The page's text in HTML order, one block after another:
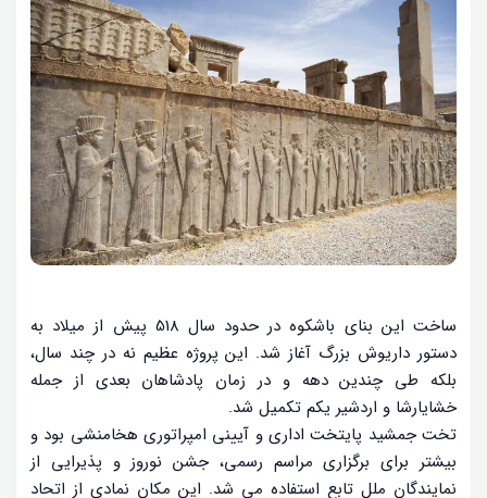
ساخت این بنای باشکوه در حدود سال 518 پیش از میلاد به
دستور داریوش بزرگ آغاز شد. این پروژه عظیم نه در چند سال،
بلکه طی چندین دهه و در زمان پادشاهان بعدی از جمله
خشایارشا و اردشیر یکم تکمیل شد.
تخت جمشید پایتخت اداری و آیینی امپراتوری هخامنشی بود و
بیشتر برای برگزاری مراسم رسمی، جشن نوروز و پذیرایی از
نمایندگان ملل تابع استفاده می شد. این مکان نمادی از اتحاد